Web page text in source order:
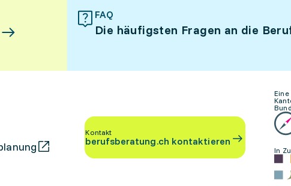
FAQ
Die häufigsten Fragen an die
Kontakt
berufsberatung.ch kontaktieren
Eine
In